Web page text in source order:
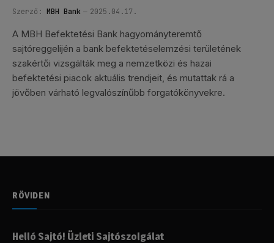
Szerző: MBH Bank 2025.04.17.
A MBH Befektetési Bank hagyományteremtő
sajtóreggelijén a bank befektetéselemzési területének
szakértői vizsgálták meg a nemzetközi és hazai
befektetési piacok aktuális trendjeit, és mutattak rá a
jövőben várható legvalószínűbb forgatókönyvekre.
RÖVIDEN
Helló Sajtó! Üzleti Sajtószolgálat